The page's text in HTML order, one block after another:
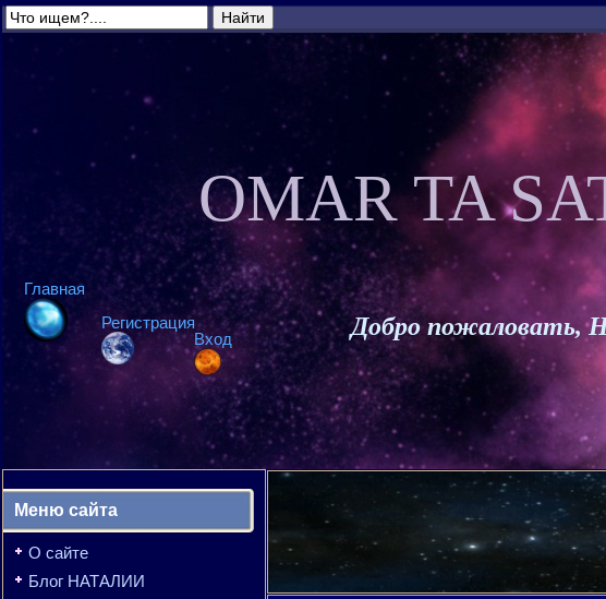
Главная
Регистрация
Вход
OMAR TA
Добро пожаловать,
Меню сайта
О сайте
Блог НАТАЛИИ